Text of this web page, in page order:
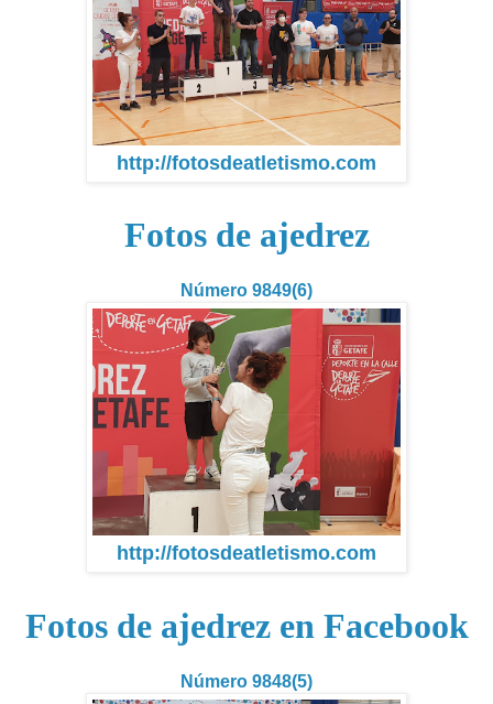
http://fotosdeatletismo.com
Fotos de ajedrez
Número 9849(6)
http://fotosdeatletismo.com
Fotos de ajedrez en Facebook
Número 9848(5)